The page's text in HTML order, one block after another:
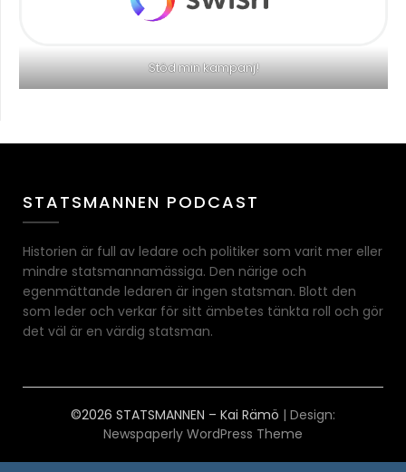
Stöd min kampanj!
STATSMANNEN PODCAST
Historien är full av ledare och politiker som varit mer eller
mindre statsmannamässiga. Den närige och
egenmättande ledaren är ingen statsman. Blott den
som leder och verkar för sitt ämbetes tänkta roll och gör
det väl är en värdig statsman.
©2026 STATSMANNEN – Kai Rämö | Design:
Newspaperly WordPress Theme